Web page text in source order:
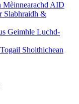
Mèinnearachd AID
Slabhraidh &
Geimhle Luchd-
Shoithichean